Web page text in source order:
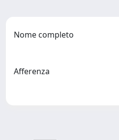
Nome completo
Afferenza